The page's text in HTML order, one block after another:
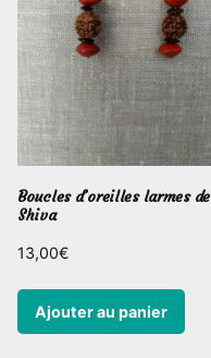
Boucles d’oreilles larmes de
Shiva
13,00€
Ajouter au panier